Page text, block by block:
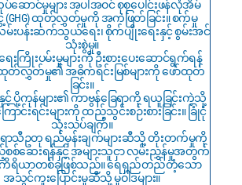
ဆောင်မှုများ အပါအဝင် စုစုပေါင်းဖန်လုံအိမ်
(GHG) ထုတ်လွှတ်မှုကို အကဲဖြတ်ခြင်း။ စက်မှု
မ်းပန်းဆက်သွယ်ရေး၊ စိုက်ပျိုးရေးနှင့် စွမ်းအင်
သုံးစွဲမှု။
ေးကြိုးပမ်းမှုများကို ဦးစားပေးဆောင်ရွက်ရန်
တ်လွှတ်မှု၏ အဓိကရင်းမြစ်များကို ဖော်ထုတ်
ခြင်း။
ပို့ကုန်များ၏ ကာဗွန်ခြေရာကို ရယူခြင်းကဲ့သို့
ာင်းရင်းများကို ထည့်သွင်းစဉ်းစားခြင်း။ ခြုံငုံ
သုံးသပ်ချက်။
ာသီဥတု ရည်မှန်းချက်များဆီသို့ တိုးတက်မှုကို
စစ်ဆေးရန်နှင့် အများသူငှာ လမ်းညွှန်မှုအတွက်
စ်ကိရိယာတစ်ခုဖြစ်သည်။ ရေရှည်တည်တံ့သော
အသွင်ကူးပြောင်းမှုဆီသို့ မူဝါဒများ။